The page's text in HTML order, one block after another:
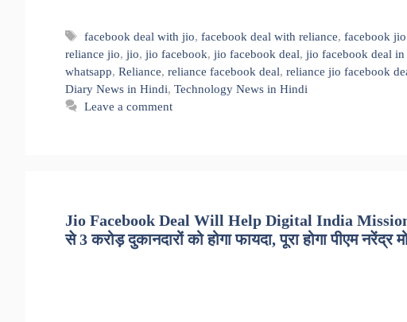
Tags
facebook deal with jio,facebook deal with reliance,facebook
reliance jio, jio, jio facebook, jio facebook deal, jio facebook deal
whatsapp, Reliance, reliance facebook deal, reliance jio facebook
Diary News in Hindi, Technology News in Hindi
Leave a comment
Jio Facebook Deal Will Help Digital India
से 3 करोड़ दुकानदारों को होगा फायदा, पूरा होगा पीएम नरेंद्र